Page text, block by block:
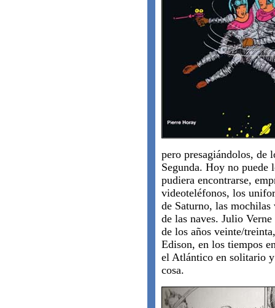
pero presagiándolos, de
Segunda. Hoy no puede
pudiera encontrarse,
videoteléfonos, los
de Saturno, las mochilas
de las naves. Julio
de los años veinte/
Edison, en los tiempos
el Atlántico en solitario
cosa.